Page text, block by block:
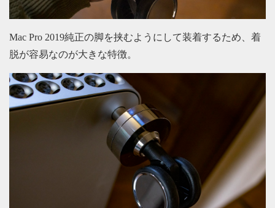
Mac Pro 2019純正の脚を挟むようにして装着するため、着
脱が容易なのが大きな特徴。